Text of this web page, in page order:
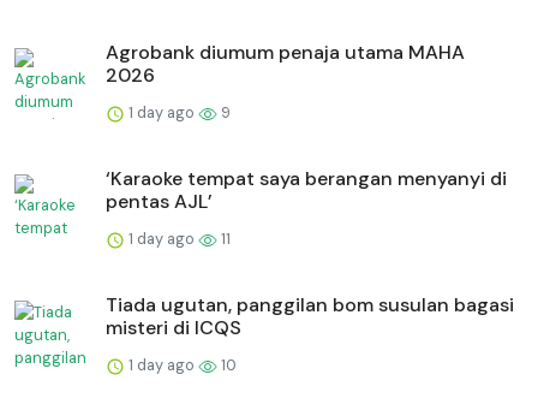
Agrobank diumum penaja utama MAHA
2026
1 day ago 9
‘Karaoke tempat saya berangan menyanyi di
pentas AJL’
1 day ago 11
Tiada ugutan, panggilan bom susulan bagasi
misteri di ICQS
1 day ago 10